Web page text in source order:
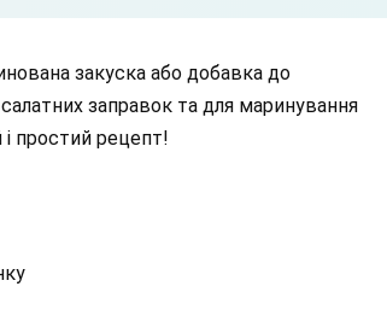
закуска або добавка до
заправок та для маринування
простий рецепт!